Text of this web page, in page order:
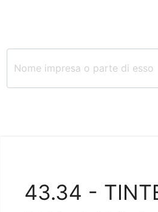
43.34 -